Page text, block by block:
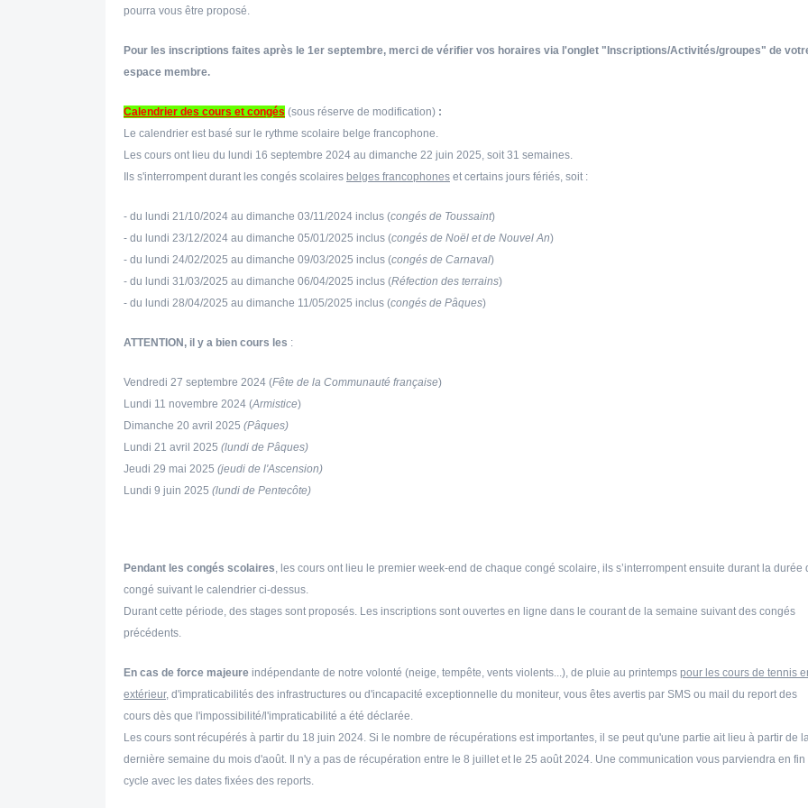
pourra vous être proposé.
Pour les inscriptions faites après le 1er septembre, merci de vérifier vos horaires via l'onglet "Inscriptions/Activités/groupes" de
espace membre.
Calendrier des cours et congés (sous réserve de modification) :
Le calendrier est basé sur le rythme scolaire belge francophone.
Les cours ont lieu du lundi 16 septembre 2024 au dimanche 22 juin 2025, soit 31 semaines.
Ils s'interrompent durant les congés scolaires belges francophones et certains jours fériés, soit :
- du lundi 21/10/2024 au dimanche 03/11/2024 inclus (congés de Toussaint)
- du lundi 23/12/2024 au dimanche 05/01/2025 inclus (congés de Noël et de Nouvel An)
- du lundi 24/02/2025 au dimanche 09/03/2025 inclus (congés de Carnaval)
- du lundi 31/03/2025 au dimanche 06/04/2025 inclus (Réfection des terrains)
- du lundi 28/04/2025 au dimanche 11/05/2025 inclus (congés de Pâques)
ATTENTION, il y a bien cours les :
Vendredi 27 septembre 2024 (Fête de la Communauté française)
Lundi 11 novembre 2024 (Armistice)
Dimanche 20 avril 2025 (Pâques)
Lundi 21 avril 2025 (lundi de Pâques)
Jeudi 29 mai 2025 (jeudi de l'Ascension)
Lundi 9 juin 2025 (lundi de Pentecôte)
Pendant les congés scolaires, les cours ont lieu le premier week-end de chaque congé scolaire, ils s’interrompent ensuite durant la durée
congé suivant le calendrier ci-dessus.
Durant cette période, des stages sont proposés. Les inscriptions sont ouvertes en ligne dans le courant de la semaine suivant des congés
précédents.
En cas de force majeure indépendante de notre volonté (neige, tempête, vents violents...), de pluie au printemps pour les cours de tennis
extérieur, d'impraticabilités des infrastructures ou d'incapacité exceptionnelle du moniteur, vous êtes avertis par SMS ou mail du report des
cours dès que l'impossibilité/l'impraticabilité a été déclarée.
Les cours sont récupérés à partir du 18 juin 2024. Si le nombre de récupérations est importantes, il se peut qu'une partie ait lieu à partir de
dernière semaine du mois d'août. Il n'y a pas de récupération entre le 8 juillet et le 25 août 2024. Une communication vous parviendra en fin
cycle avec les dates fixées des reports.